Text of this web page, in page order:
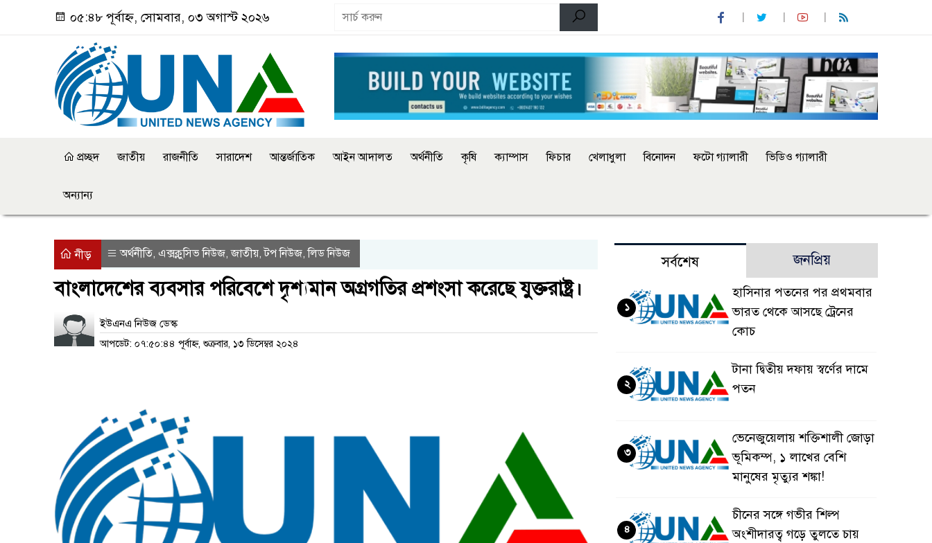
০৫:৪৮ পূর্বাহ্ন, সোমবার, ০৩ অগাস্ট ২০২৬
প্রচ্ছদ জাতীয় রাজনীতি সারাদেশ আন্তর্জাতিক আইন আদালত অর্থনীতি কৃষি ক্যাম্পাস ফিচার খেলাধুলা বিনোদন ফটো গ্যালারী ভিডিও গ্যালারী
অন্যান্য
নীড় অর্থনীতি এক্সক্লুসিভ নিউজ ,জাতীয় ,টপ নিউজ ,লিড নিউজ
বাংলাদেশের ব্যবসার পরিবেশে দৃশ্যমান অগ্রগতির প্রশংসা করেছে যুক্তরাষ্ট্র।
ইউএনএ নিউজ ডেস্ক
আপডেট: ০৭:৫০:৪৪ পূর্বাহ্ন, শুক্রবার, ১৩ ডিসেম্বর ২০২৪
সর্বশেষ জনপ্রিয়
হাসিনার পতনের পর প্রথমবার
ভারত থেকে আসছে ট্রেনের
কোচ
১
টানা দ্বিতীয় দফায় স্বর্ণের দামে
পতন
২
ভেনেজুয়েলায় শক্তিশালী জোড়া
ভূমিকম্প, ১ লাখের বেশি
মানুষের মৃত্যুর শঙ্কা!
৩
চীনের সঙ্গে গভীর শিল্প
অংশীদারত্ব গড়ে তুলতে চায়
৪